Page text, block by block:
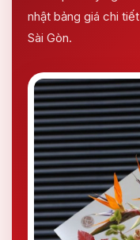
nhật bảng giá chi
Sài Gòn.